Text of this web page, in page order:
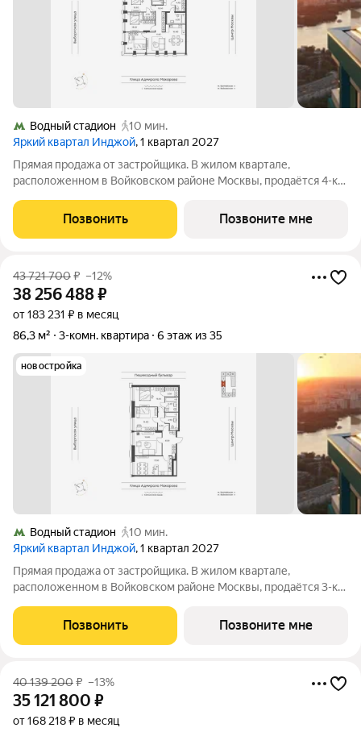
Водный стадион
10 мин.
Яркий квартал Инджой, 1 квартал 2027
Прямая продажа от застройщика. В жилом квартале,
расположенном в Войковском районе Москвы, продаётся 4-к
расположена на 13 этаже 33-этажного дома, корпус 1, в жилом
квартале бизнес-класса Инджой.
Позвонить Позвоните мне
43 721 700₽ –12%
38 256 488₽
от 183 231 ₽ в месяц
86,3 м²
3-комн. квартира 6 этаж из 35
новостройка
Водный стадион
10 мин.
Яркий квартал Инджой, 1 квартал 2027
Прямая продажа от застройщика. В жилом квартале,
расположенном в Войковском районе Москвы, продаётся 3-к
расположена на 6 этаже 33-этажного дома, корпус 1, в жилом
квартале бизнес-класса Инджой.
Позвонить Позвоните мне
40 139 200₽ –13%
35 121 800 ₽
от 168 218 ₽ в месяц